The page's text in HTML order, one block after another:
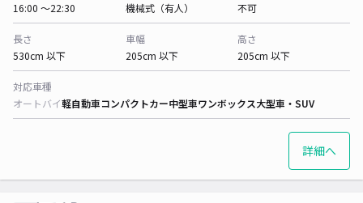
16:00 〜22:30
機械式（有人）
不可
長さ
530cm 以下
車幅
205cm 以下
高さ
205cm 以下
対応車種
オートバイ軽自動車コンパクトカー中型車ワンボックス大型車・SUV
詳細へ